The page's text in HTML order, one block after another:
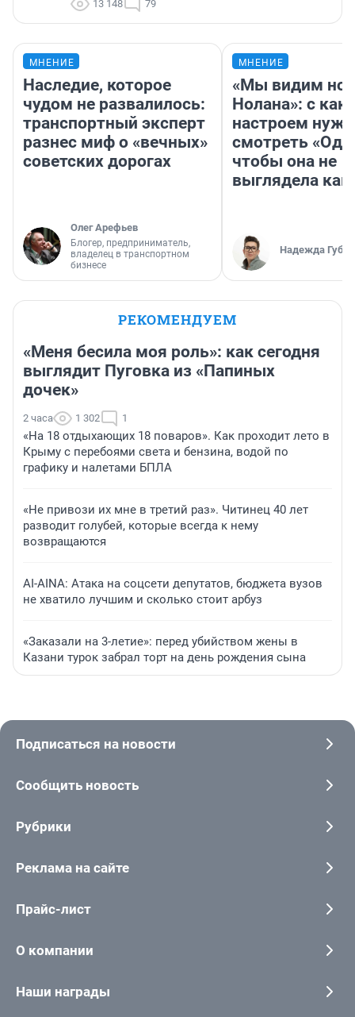
13 148 79
МНЕНИЕ
Наследие, которое
чудом не развалилось:
транспортный эксперт
разнес миф о «вечных»
советских дорогах
Олег Арефьев
Блогер, предприниматель,
владелец в транспортном
бизнесе
МНЕНИЕ
«Мы видим
Нолана»: с
настроем
смотреть
чтобы она не
выглядела как
Надежда
РЕКОМЕНДУЕМ
«Меня бесила моя роль»: как сегодня
выглядит Пуговка из «Папиных
дочек»
2 часа 1 302 1
«На 18 отдыхающих 18 поваров». Как проходит лето в
Крыму с перебоями света и бензина, водой по
графику и налетами БПЛА
«Не привози их мне в третий раз». Читинец 40 лет
разводит голубей, которые всегда к нему
возвращаются
AI-AINA: Атака на соцсети депутатов, бюджета вузов
не хватило лучшим и сколько стоит арбуз
«Заказали на 3-летие»: перед убийством жены в
Казани турок забрал торт на день рождения сына
Подписаться на новости
Сообщить новость
Рубрики
Реклама на сайте
Прайс-лист
О компании
Наши награды